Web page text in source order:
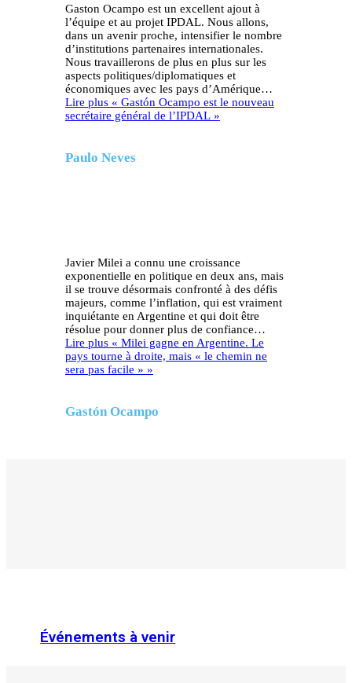
Gaston Ocampo est un excellent ajout à
l’équipe et au projet IPDAL. Nous allons,
dans un avenir proche, intensifier le nombre
d’institutions partenaires internationales.
Nous travaillerons de plus en plus sur les
aspects politiques/diplomatiques et
économiques avec les pays d’Amérique…
Lire plus « Gastón Ocampo est le nouveau
secrétaire général de l’IPDAL »
Paulo Neves
Javier Milei a connu une croissance
exponentielle en politique en deux ans, mais
il se trouve désormais confronté à des défis
majeurs, comme l’inflation, qui est vraiment
inquiétante en Argentine et qui doit être
résolue pour donner plus de confiance…
Lire plus « Milei gagne en Argentine. Le
pays tourne à droite, mais « le chemin ne
sera pas facile » »
Gastón Ocampo
Événements à venir